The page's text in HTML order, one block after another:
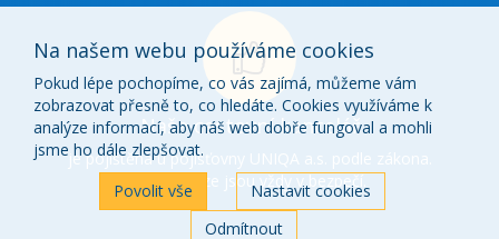
Ikonka
o
nás
Naše cestovní kancelář
je pojištěna u pojišťovny UNIQA a.s. podle zákona.
Vaše peníze jsou vždy v bezpečí.
Na našem webu používáme cookies
Pokud lépe pochopíme, co vás zajímá, můžeme vám
zobrazovat přesně to, co hledáte. Cookies využíváme k
analýze informací, aby náš web dobře fungoval a mohli
jsme ho dále zlepšovat.
Povolit vše
Nastavit cookies
Odmítnout